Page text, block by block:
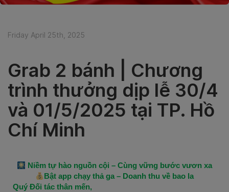
Friday April 25th, 2025
Grab 2 bánh | Chương
trình thưởng dịp lễ 30/4
và 01/5/2025 tại TP. Hồ
Chí Minh
Niềm tự hào nguồn cội – Cùng vững bước vươn xa
Bật app chạy thả ga – Doanh thu về bao la
Quý Đối tác thân mến,